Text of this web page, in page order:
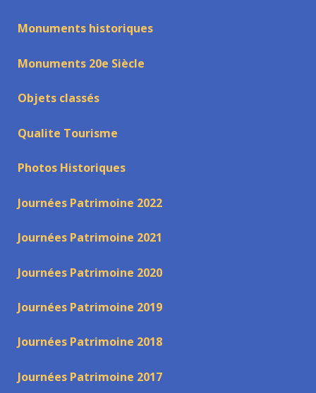
Monuments historiques
Monuments 20e Siècle
Objets classés
Qualite Tourisme
Photos Historiques
Journées Patrimoine 2022
Journées Patrimoine 2021
Journées Patrimoine 2020
Journées Patrimoine 2019
Journées Patrimoine 2018
Journées Patrimoine 2017